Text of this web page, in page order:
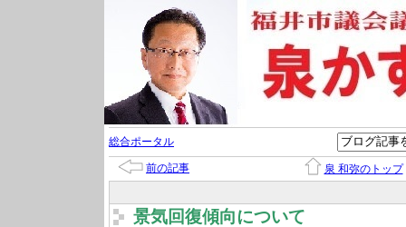
総合ポータル
前の記事 泉 和弥のトップ
景気回復傾向について